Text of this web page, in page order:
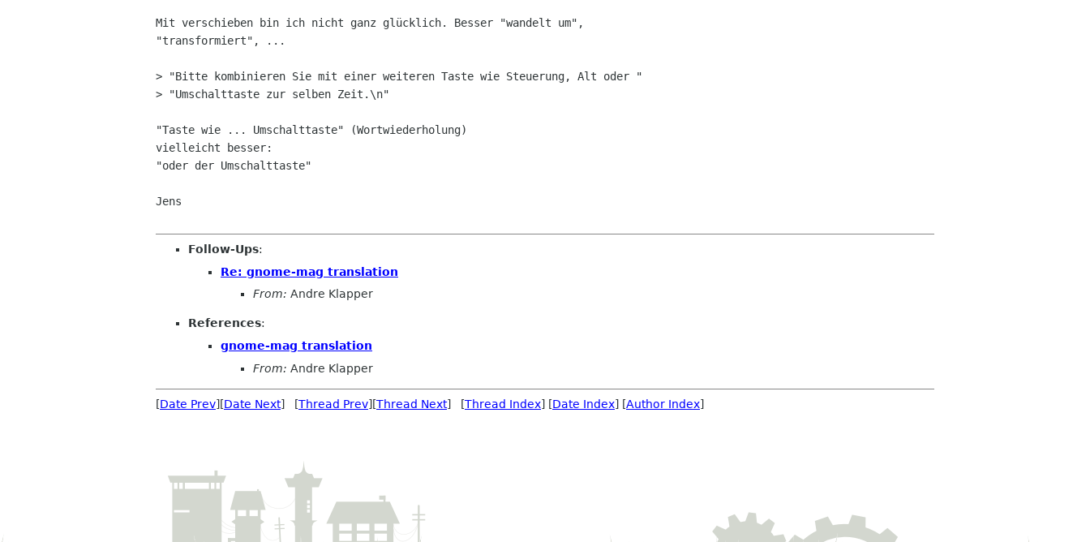
Mit verschieben bin ich nicht ganz glücklich. Besser "wandelt um",
"transformiert", ...
> "Bitte kombinieren Sie mit einer weiteren Taste wie Steuerung, Alt oder "
> "Umschalttaste zur selben Zeit.\n"
"Taste wie ... Umschalttaste" (Wortwiederholung)
vielleicht besser:
"oder der Umschalttaste"
Jens
Follow-Ups:
Re: gnome-mag translation
From: Andre Klapper
References:
gnome-mag translation
From: Andre Klapper
[Date Prev][Date Next] [Thread Prev][Thread Next] [Thread Index] [Date Index] [Author Index]